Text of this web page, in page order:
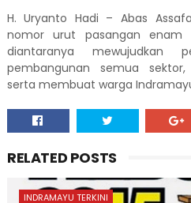
H. Uryanto Hadi – Abas
nomor urut pasangan enam
diantaranya mewujudkan
pembangunan semua
serta membuat warga
RELATED POSTS
INDRAMAYU TERKINI